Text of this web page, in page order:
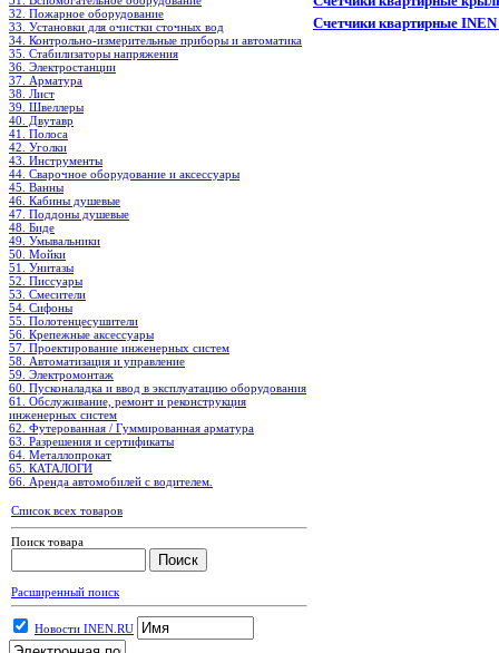
32. Пожарное оборудование
33. Установки для очистки сточных вод
34. Контрольно-измерительные приборы и автоматика
35. Стабилизаторы напряжения
36. Электростанции
37. Арматура
38. Лист
39. Швеллеры
40. Двутавр
41. Полоса
42. Уголки
43. Инструменты
44. Сварочное оборудование и аксессуары
45. Ванны
46. Кабины душевые
47. Поддоны душевые
48. Биде
49. Умывальники
50. Мойки
51. Унитазы
52. Писсуары
53. Смесители
54. Сифоны
55. Полотенцесушители
56. Крепежные аксессуары
57. Проектирование инженерных систем
58. Автоматизация и управление
59. Электромонтаж
60. Пусконаладка и ввод в эксплуатацию оборудования
61. Обслуживание, ремонт и реконструкция
инженерных систем
62. Футерованная / Гуммированная арматура
63. Разрешения и сертификаты
64. Металлопрокат
65. КАТАЛОГИ
66. Аренда автомобилей с водителем.
Список всех товаров
Поиск товара
Расширенный поиск
Новости INEN.RU
Счетчики квартирные